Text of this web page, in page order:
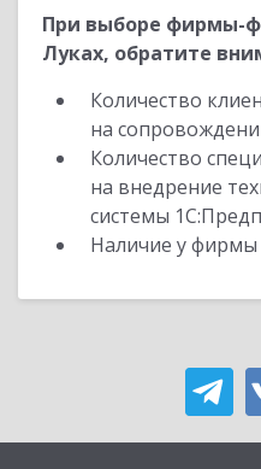
При выборе фирмы-
Луках, обратите
Количество
на
Количество
на внедрение
системы
Наличие у фирмы